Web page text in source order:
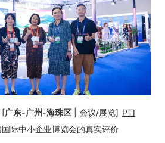
[广东-广州-海珠区| 会议/展览] PTI
际中小企业博览会的真实评价